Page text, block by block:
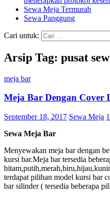
Sewa Meja Termurah
Sewa Panggung
Cari untuk:
Arsip Tag: pusat
meja bar
Meja Bar Dengan Cover
September 18, 2017 Sewa Meja
Sewa Meja Bar
Menyewakan meja bar dengan
kursi bar.Meja bar tersedia
terdapat pilihan model kursi bar
bar silinder ( tersedia beberapa